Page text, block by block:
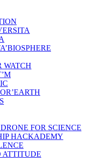
WATCH
FOR SCIENCE
HACKADEMY
ATTITUDE